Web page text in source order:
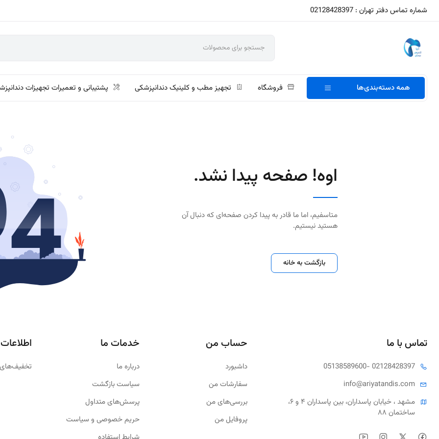
شماره تماس دفتر تهران : 02128428397
همه دسته‌بندی‌ها فروشگاه تجهیز مطب و کلینیک دندانپزشکی پشتیبانی و تعمیرات تجهیزات
اوه! صفحه پیدا نشد.
متاسفیم، اما ما قادر به پیدا کردن صفحه‌ای که دنبال آن
هستید نیستیم.
بازگشت به خانه
تماس با ما
05138589600- 02128428397
info@ariyatandis.com
ساختمان ۸۸
حساب من
داشبورد
سفارشات من
بررسی‌های من
پروفایل من
خدمات ما
درباره ما
سیاست بازگشت
پرسش‌های متداول
حریم خصوصی و سیاست
اطلاعات
تخفیف‌های